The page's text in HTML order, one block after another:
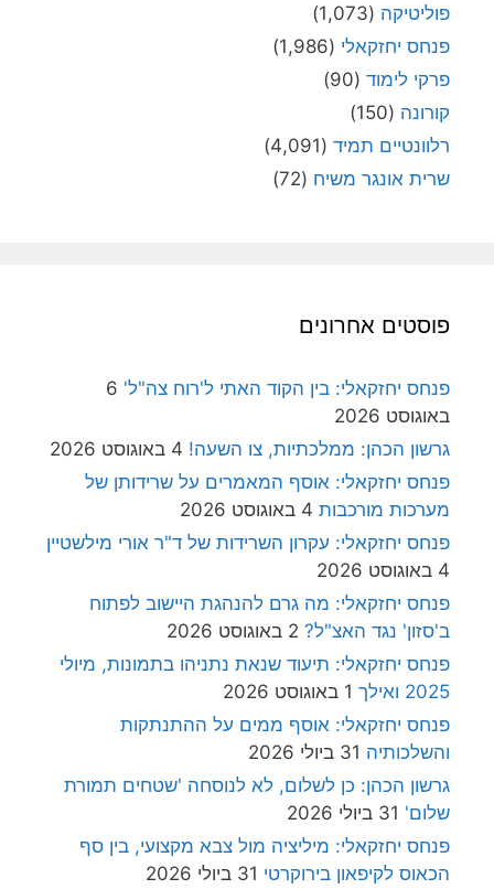
פוליטיקה (1,073)
פנחס יחזקאלי (1,986)
פרקי לימוד (90)
קורונה (150)
רלוונטיים תמיד (4,091)
שרית אונגר משיח (72)
פוסטים אחרונים
פנחס יחזקאלי: בין הקוד האתי ל'רוח צה"ל' 6
באוגוסט 2026
גרשון הכהן: ממלכתיות, צו השעה! 4 באוגוסט 2026
פנחס יחזקאלי: אוסף המאמרים על שרידותן של
מערכות מורכבות 4 באוגוסט 2026
פנחס יחזקאלי: עקרון השרידות של ד"ר אורי מילשטיין
4 באוגוסט 2026
פנחס יחזקאלי: מה גרם להנהגת היישוב לפתוח
ב'סזון' נגד האצ"ל? 2 באוגוסט 2026
פנחס יחזקאלי: תיעוד שנאת נתניהו בתמונות, מיולי
2025 ואילך
1 באוגוסט 2026
פנחס יחזקאלי: אוסף ממים על ההתנתקות
והשלכותיה 31 ביולי 2026
גרשון הכהן: כן לשלום, לא לנוסחה 'שטחים תמורת
שלום' 31 ביולי 2026
פנחס יחזקאלי: מיליציה מול צבא מקצועי, בין סף
הכאוס לקיפאון בירוקרטי 31 ביולי 2026